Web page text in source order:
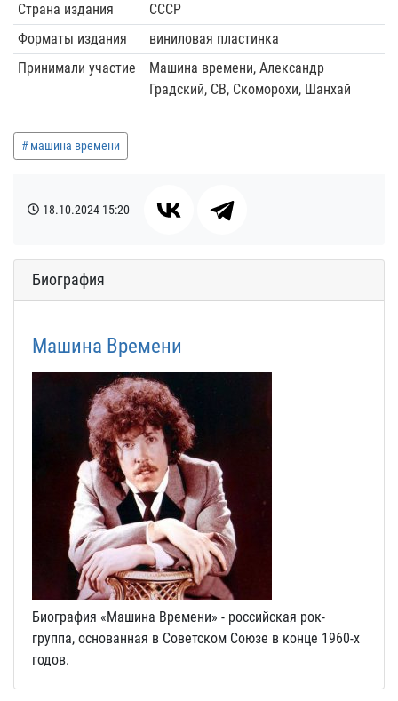
Страна издания
СССР
Форматы издания
виниловая пластинка
Принимали участие
Машина времени, Александр
Градский, СВ, Скоморохи, Шанхай
машина времени
18.10.2024 15:20
Биография
Машина Времени
Биография «Машина Времени» - российская рок-
группа, основанная в Советском Союзе в конце 1960-х
годов.